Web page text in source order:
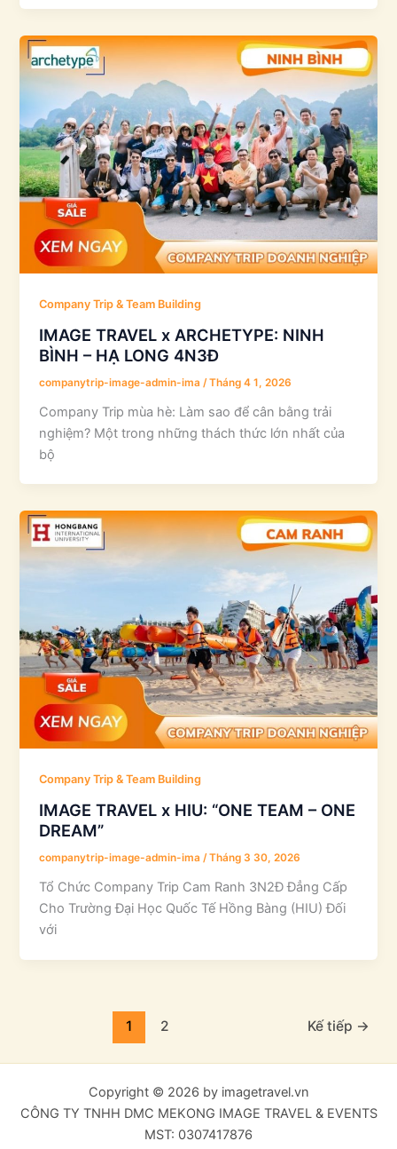
Company Trip & Team Building
IMAGE TRAVEL x ARCHETYPE: NINH
BÌNH – HẠ LONG 4N3Đ
companytrip-image-admin-ima /Tháng 4 1, 2026
Company Trip mùa hè: Làm sao để cân bằng trải
nghiệm? Một trong những thách thức lớn nhất của
bộ
Company Trip & Team Building
IMAGE TRAVEL x HIU: “ONE TEAM – ONE
DREAM”
companytrip-image-admin-ima /Tháng 3 30, 2026
Tổ Chức Company Trip Cam Ranh 3N2Đ Đẳng Cấp
Cho Trường Đại Học Quốc Tế Hồng Bàng (HIU) Đối
với
1 2 Kế tiếp →
Copyright © 2026 by imagetravel.vn
CÔNG TY TNHH DMC MEKONG IMAGE TRAVEL & EVENTS
MST: 0307417876